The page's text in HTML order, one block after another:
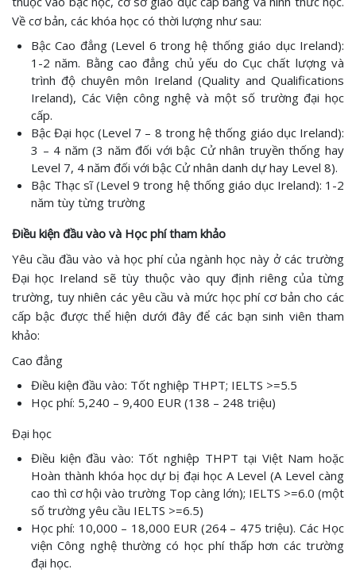
Về cơ bản, các khóa học có thời lượng như sau:
Bậc Cao đẳng (Level 6 trong hệ thống giáo dục Ireland):
1-2 năm. Bằng cao đẳng chủ yếu do Cục chất lượng và
trình độ chuyên môn Ireland (Quality and Qualifications
Ireland), Các Viện công nghệ và một số trường đại học
cấp.
Bậc Đại học (Level 7 – 8 trong hệ thống giáo dục Ireland):
3 – 4 năm (3 năm đối với bậc Cử nhân truyền thống hay
Level 7, 4 năm đối với bậc Cử nhân danh dự hay Level 8).
Bậc Thạc sĩ (Level 9 trong hệ thống giáo dục Ireland): 1-2
năm tùy từng trường
Điều kiện đầu vào và Học phí tham khảo
Yêu cầu đầu vào và học phí của ngành học này ở các trường
Đại học Ireland sẽ tùy thuộc vào quy định riêng của từng
trường, tuy nhiên các yêu cầu và mức học phí cơ bản cho các
cấp bậc được thể hiện dưới đây để các bạn sinh viên tham
khảo:
Cao đẳng
Điều kiện đầu vào: Tốt nghiệp THPT; IELTS >=5.5
Học phí: 5,240 – 9,400 EUR (138 – 248 triệu)
Đại học
Điều kiện đầu vào: Tốt nghiệp THPT tại Việt Nam hoặc
Hoàn thành khóa học dự bị đại học A Level (A Level càng
cao thì cơ hội vào trường Top càng lớn); IELTS >=6.0 (một
số trường yêu cầu IELTS >=6.5)
Học phí: 10,000 – 18,000 EUR (264 – 475 triệu). Các Học
viện Công nghệ thường có học phí thấp hơn các trường
đại học.